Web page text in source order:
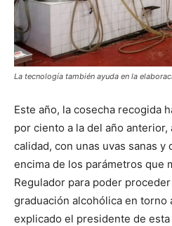
La tecnología también ayuda en la
Este año, la cosecha recogida
por ciento a la del año
calidad, con unas uvas sanas y
encima de los parámetros que
Regulador para poder
graduación alcohólica en torno
explicado el presidente de